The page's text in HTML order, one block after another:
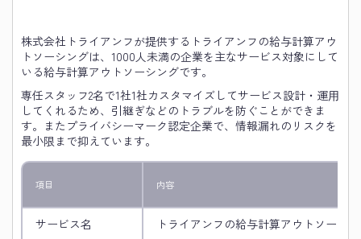
株式会社トライアンフが提供するトライアンフの給与計算アウ
トソーシングは、1000人未満の企業を主なサービス対象にして
いる給与計算アウトソーシングです。
専任スタッフ2名で1社1社カスタマイズしてサービス設計・運⽤
してくれるため、引継ぎなどのトラブルを防ぐことができま
す。またプライバシーマーク認定企業で、情報漏れのリスクを
最小限まで抑えています。
項目 内容
サービス名 トライアンフの給与計算アウトソーシ